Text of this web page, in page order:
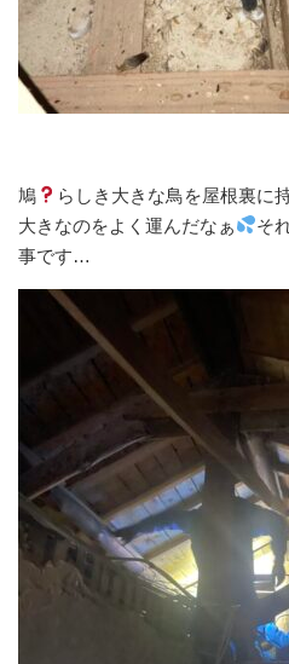
鳩 らしき大きな鳥を屋根裏に
大きなのをよく運んだなぁ
そ
事です…